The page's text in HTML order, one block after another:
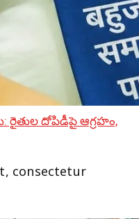
దోపిడీపై ఆగ్రహం,
consectetur